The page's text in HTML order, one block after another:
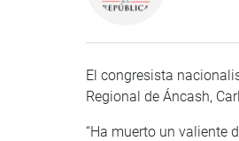
El congresista
Regional de Áncash,
“Ha muerto un valiente